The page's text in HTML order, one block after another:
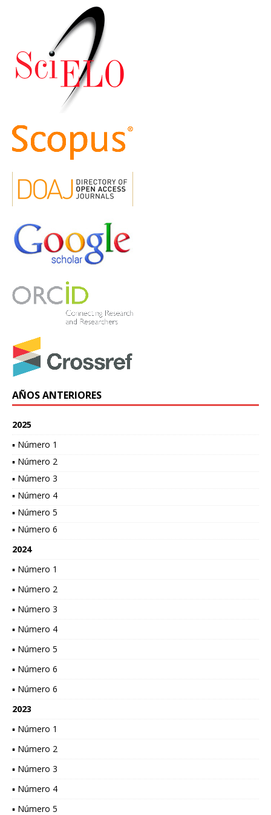
AÑOS ANTERIORES
2025
▪ Número 1
▪ Número 2
▪ Número 3
▪ Número 4
▪ Número 5
▪ Número 6
2024
▪ Número 1
▪ Número 2
▪ Número 3
▪ Número 4
▪ Número 5
▪ Número 6
▪ Número 6
2023
▪ Número 1
▪ Número 2
▪ Número 3
▪ Número 4
▪ Número 5